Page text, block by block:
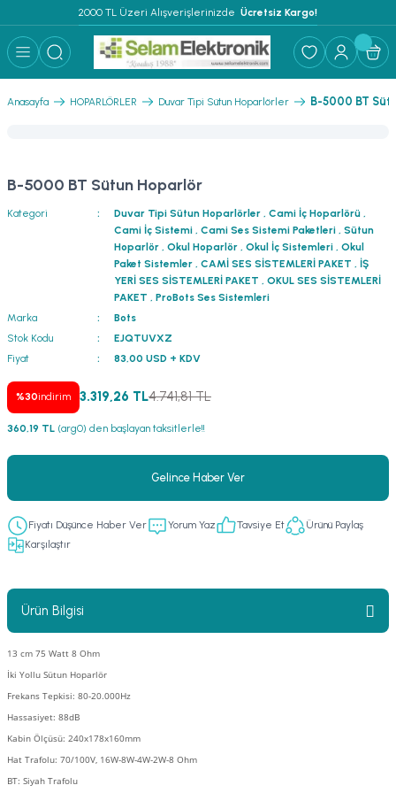
2000 TL Üzeri Alışverişlerinizde Ücretsiz Kargo!
Geri Dön
Geri Dön
Geri Dön
Devre Mebran
Geri Dön
Mikrofonları
Sistemleri
Geri Dön
Geri Dön
Paketleri
Geri Dön
Geri Dön
Geri Dön
Paketleri
Anasayfa HOPARLÖRLER Duvar Tipi Sütun Hoparlörler B-5000 BT
B-5000 BT Sütun Hoparlör
Kategori Duvar Tipi Sütun Hoparlörler ,Cami İç Hoparlörü ,
Cami İç Sistemi ,Cami Ses Sistemi Paketleri ,Sütun
Hoparlör ,Okul Hoparlör ,Okul İç Sistemleri ,Okul
Paket Sistemler ,CAMİ SES SİSTEMLERİ PAKET , İŞ
YERİ SES SİSTEMLERİ PAKET ,OKUL SES SİSTEMLERİ
PAKET ,ProBots Ses Sistemleri
Marka
Bots
Stok Kodu
EJQTUVXZ
Fiyat
83,00 USD + KDV
%30indirim 3.319,26 TL4.741,81 TL
360,19 TL (arg0) den başlayan taksitlerle!!
Gelince Haber Ver
Fiyatı Düşünce Haber Ver Yorum Yaz Tavsiye Et
Ürünü Paylaş
Karşılaştır
Ürün Bilgisi
13 cm 75 Watt 8 Ohm
İki Yollu Sütun Hoparlör
Frekans Tepkisi: 80-20.000Hz
Hassasiyet: 88dB
Kabin Ölçüsü: 240x178x160mm
Hat Trafolu: 70/100V, 16W-8W-4W-2W-8 Ohm
BT: Siyah Trafolu